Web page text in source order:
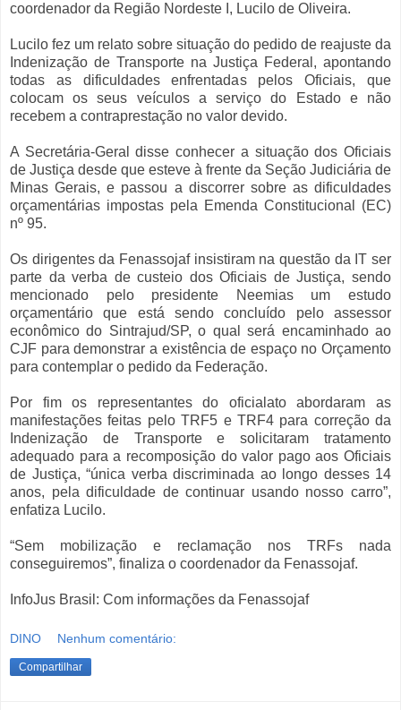
coordenador da Região Nordeste I, Lucilo de Oliveira.
Lucilo fez um relato sobre situação do pedido de reajuste da
Indenização de Transporte na Justiça Federal, apontando
todas as dificuldades enfrentadas pelos Oficiais, que
colocam os seus veículos a serviço do Estado e não
recebem a contraprestação no valor devido.
A Secretária-Geral disse conhecer a situação dos Oficiais
de Justiça desde que esteve à frente da Seção Judiciária de
Minas Gerais, e passou a discorrer sobre as dificuldades
orçamentárias impostas pela Emenda Constitucional (EC)
nº 95.
Os dirigentes da Fenassojaf insistiram na questão da IT ser
parte da verba de custeio dos Oficiais de Justiça, sendo
mencionado pelo presidente Neemias um estudo
orçamentário que está sendo concluído pelo assessor
econômico do Sintrajud/SP, o qual será encaminhado ao
CJF para demonstrar a existência de espaço no Orçamento
para contemplar o pedido da Federação.
Por fim os representantes do oficialato abordaram as
manifestações feitas pelo TRF5 e TRF4 para correção da
Indenização de Transporte e solicitaram tratamento
adequado para a recomposição do valor pago aos Oficiais
de Justiça, “única verba discriminada ao longo desses 14
anos, pela dificuldade de continuar usando nosso carro”,
enfatiza Lucilo.
“Sem mobilização e reclamação nos TRFs nada
conseguiremos”, finaliza o coordenador da Fenassojaf.
InfoJus Brasil: Com informações da Fenassojaf
DINO Nenhum comentário:
Compartilhar